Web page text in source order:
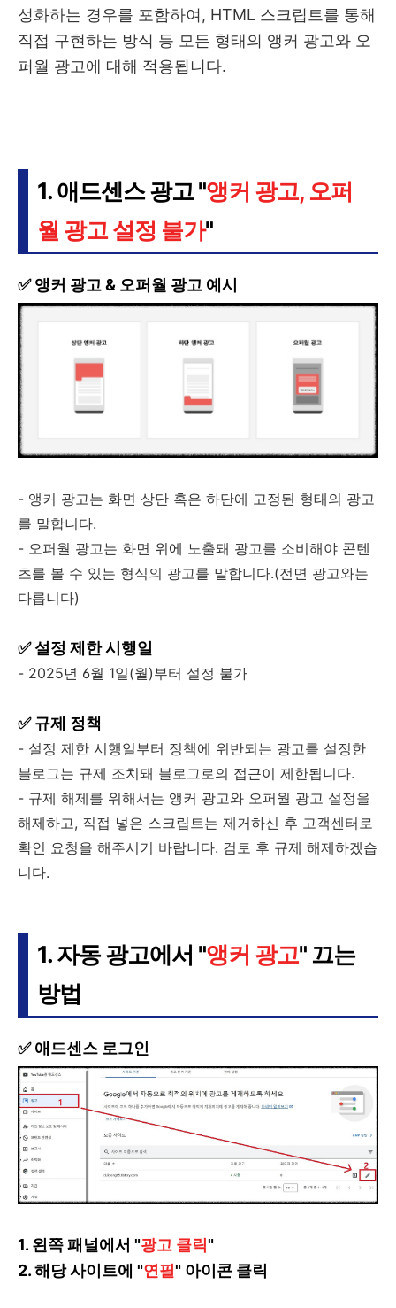
성화하는 경우를 포함하여, HTML 스크립트를 통해
직접 구현하는 방식 등 모든 형태의 앵커 광고와 오
퍼월 광고에 대해 적용됩니다.
1. 애드센스 광고 "앵커 광고, 오퍼
월 광고 설정 불가"
✅ 앵커 광고 & 오퍼월 광고 예시
- 앵커 광고는 화면 상단 혹은 하단에 고정된 형태의 광고
를 말합니다.
- 오퍼월 광고는 화면 위에 노출돼 광고를 소비해야 콘텐
츠를 볼 수 있는 형식의 광고를 말합니다.(전면 광고와는
다릅니다)
✅ 설정 제한 시행일
- 2025년 6월 1일(월)부터 설정 불가
✅ 규제 정책
- 설정 제한 시행일부터 정책에 위반되는 광고를 설정한
블로그는 규제 조치돼 블로그로의 접근이 제한됩니다.
- 규제 해제를 위해서는 앵커 광고와 오퍼월 광고 설정을
해제하고, 직접 넣은 스크립트는 제거하신 후 고객센터로
확인 요청을 해주시기 바랍니다. 검토 후 규제 해제하겠습
니다.
1. 자동 광고에서 "앵커 광고" 끄는
방법
✅ 애드센스 로그인
1. 왼쪽 패널에서 "광고 클릭"
2. 해당 사이트에 "연필" 아이콘 클릭